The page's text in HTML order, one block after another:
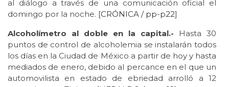
al diálogo a través de una comunicación oficial el
domingo por la noche. [CRÓNICA / pp-p22]
Alcoholímetro al doble en la capital.- Hasta 30
puntos de control de alcoholemia se instalarán todos
los días en la Ciudad de México a partir de hoy y hasta
mediados de enero, debido al percance en el que un
automovilista en estado de ebriedad arrolló a 12